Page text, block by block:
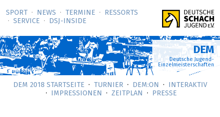
SPORT NEWS TERMINE
RESSORTS
SERVICE
DSJ-­INSIDE
DEM
Deutsche Jugend-
Einzelmeisterschaften
DEM 2018 STARTSEITE TURNIER DEM:ON
INTERAKTIV
IMPRESSIONEN
ZEITPLAN PRESSE